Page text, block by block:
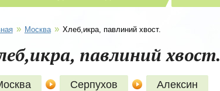
» Москва » Хлеб,икра, павлиний хвост.
павлиний хвост.
Серпухов Алексин